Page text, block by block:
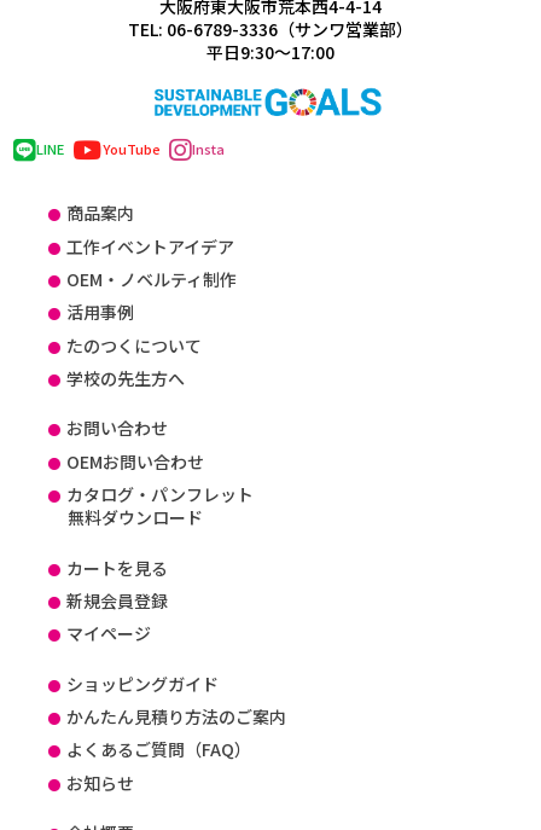
大阪府東大阪市荒本西4-4-14
TEL: 06-6789-3336（サンワ営業部）
平日9:30～17:00
LINE YouTube Insta
商品案内
工作イベントアイデア
OEM・ノベルティ制作
活用事例
たのつくについて
学校の先生方へ
お問い合わせ
OEMお問い合わせ
カタログ・パンフレット
無料ダウンロード
カートを見る
新規会員登録
マイページ
ショッピングガイド
かんたん見積り方法のご案内
よくあるご質問（FAQ）
お知らせ